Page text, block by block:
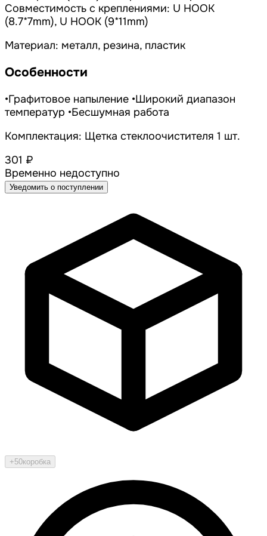
Совместимость с креплениями: U HOOK
(8.7*7mm), U HOOK (9*11mm)
Материал: металл, резина, пластик
Особенности
•Графитовое напыление •Широкий диапазон
температур •Бесшумная работа
Комплектация: Щетка стеклоочистителя 1 шт.
301 ₽
Временно недоступно
Уведомить о поступлении
+50коробка